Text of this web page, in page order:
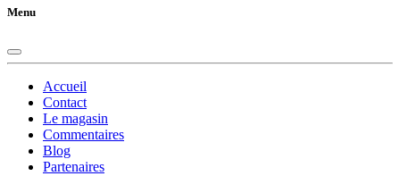
Menu
Accueil
Contact
Le magasin
Commentaires
Blog
Partenaires